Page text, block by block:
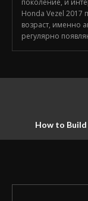
поколение, и
Honda Vezel 2017
возраст, именно
регулярно
How to Build